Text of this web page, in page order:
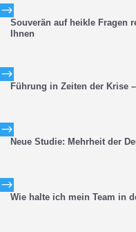
$
Souverän auf heikle Fragen
Ihnen
$
Führung in Zeiten der Krise
$
Neue Studie: Mehrheit der
$
Wie halte ich mein Team in